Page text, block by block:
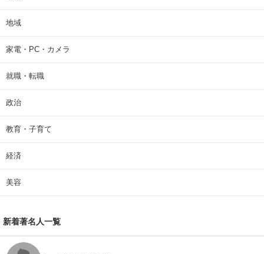
地域
家電・PC・カメラ
就職・転職
政治
教育・子育て
経済
美容
新着著名人一覧